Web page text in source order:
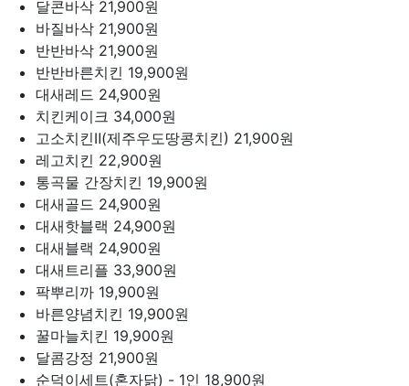
달콘바삭 21,900원
바질바삭 21,900원
반반바삭 21,900원
반반바른치킨 19,900원
대새레드 24,900원
치킨케이크 34,000원
고소치킨Ⅱ(제주우도땅콩치킨) 21,900원
레고치킨 22,900원
통곡물 간장치킨 19,900원
대새골드 24,900원
대새핫블랙 24,900원
대새블랙 24,900원
대새트리플 33,900원
팍뿌리까 19,900원
바른양념치킨 19,900원
꿀마늘치킨 19,900원
달콤강정 21,900원
순덕이세트(혼자닭) - 1인 18,900원